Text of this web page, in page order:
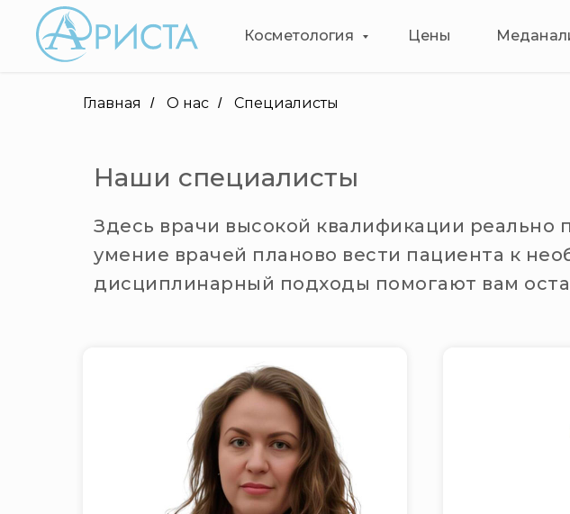
Косметология Цены
Главная / О нас / Специалисты
Здесь врачи высокой квалификации
умение врачей планово вести пациента к
дисциплинарный подходы помогают вам
Наши специалисты